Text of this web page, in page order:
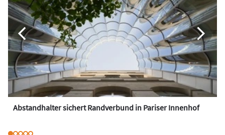
Abstandhalter sichert Randverbund in Pariser Innenhof